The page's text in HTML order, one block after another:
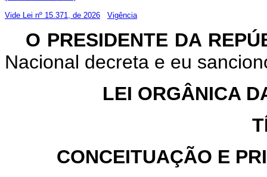
Vide Lei nº 15.371, de 2026 Vigência
O PRESIDENTE DA
Nacional decreta e eu
LEI ORGÂNICA
CONCEITUAÇÃO E